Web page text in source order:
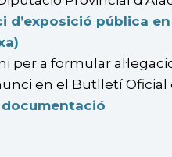
d’exposició pública
per a formular
en el Butlletí Oficial
documentació